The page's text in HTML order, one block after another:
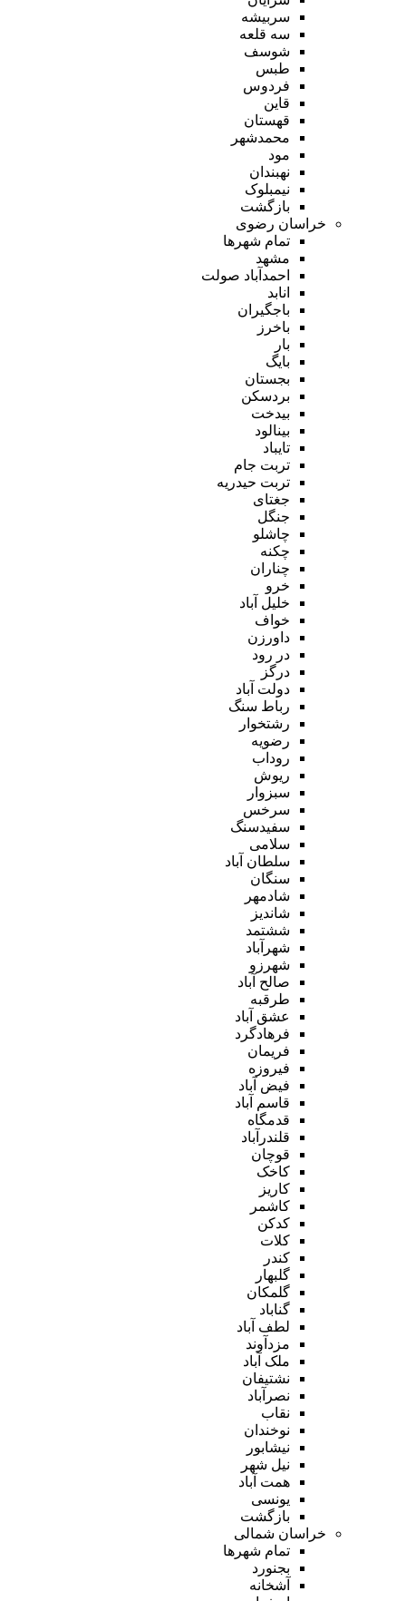
سربیشه
سه قلعه
شوسف
طبس
فردوس
قاین
قهستان
محمدشهر
مود
نهبندان
نیمبلوک
بازگشت
خراسان رضوی
تمام شهر‌ها
مشهد
احمدآباد صولت
انابد
باجگیران
باخرز
بار
بایگ
بجستان
بردسکن
بیدخت
بینالود
تایباد
تربت جام
تربت حیدریه
جغتای
جنگل
چاشلو
چکنه
چناران
خرو
خلیل آباد
خواف
داورزن
در رود
درگز
دولت آباد
رباط سنگ
رشتخوار
رضویه
روداب
ریوش
سبزوار
سرخس
سفیدسنگ
سلامی
سلطان آباد
سنگان
شادمهر
شاندیز
ششتمد
شهرآباد
شهرزو
صالح آباد
طرقبه
عشق آباد
فرهادگرد
فریمان
فیروزه
فیض آباد
قاسم آباد
قدمگاه
قلندرآباد
قوچان
کاخک
کاریز
کاشمر
کدکن
کلات
کندر
گلبهار
گلمکان
گناباد
لطف آباد
مزدآوند
ملک آباد
نشتیفان
نصرآباد
نقاب
نوخندان
نیشابور
نیل شهر
همت آباد
یونسی
بازگشت
خراسان شمالی
تمام شهر‌ها
بجنورد
آشخانه